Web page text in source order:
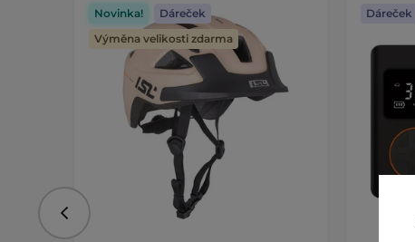
Novinka!
Dáreček
Výměna velikosti zdarma
Dáreček
Předchozí